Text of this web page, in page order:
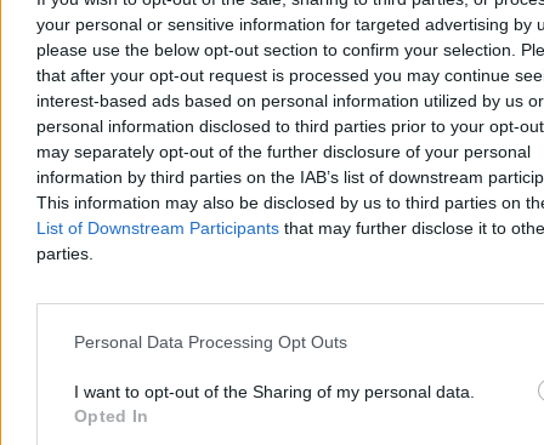
your personal or sensitive information for targeted advertising by
please use the below opt-out section to confirm your selection.
that after your opt-out request is processed you may continue
interest-based ads based on personal information utilized by us or
personal information disclosed to third parties prior to your opt-
may separately opt-out of the further disclosure of your personal
information by third parties on the IAB’s list of downstream
This information may also be disclosed by us to third parties on
List of Downstream Participants that may further disclose it to
parties.
Personal Data Processing Opt Outs
I want to opt-out of the Sharing of my personal data.
Opted In
5 min
Reklama
Reklama